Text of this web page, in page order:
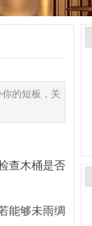
的短板，关
查木桶是否
能够未雨绸